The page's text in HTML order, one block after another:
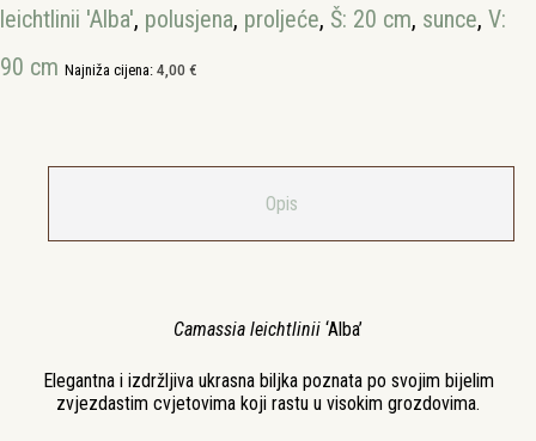
leichtlinii 'Alba', polusjena, proljeće, Š: 20 cm, sunce, V:
90 cm Najniža cijena: 4,00 €
Opis
Camassia leichtlinii ‘Alba’
Elegantna i izdržljiva ukrasna biljka poznata po svojim bijelim
zvjezdastim cvjetovima koji rastu u visokim grozdovima.